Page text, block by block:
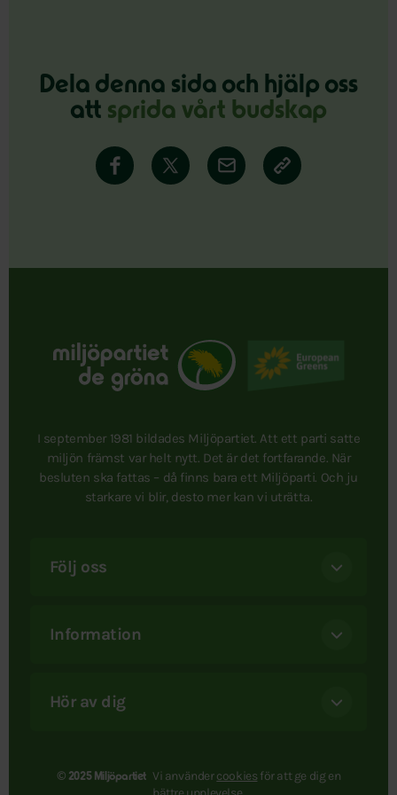
Dela denna sida och hjälp oss
att sprida vårt budskap
I september 1981 bildades Miljöpartiet. Att ett parti satte
miljön främst var helt nytt. Det är det fortfarande. När
besluten ska fattas – då finns bara ett Miljöparti. Och ju
starkare vi blir, desto mer kan vi uträtta.
Följ oss
Information
Hör av dig
© 2025 Miljöpartiet Vi användercookies för att ge dig en